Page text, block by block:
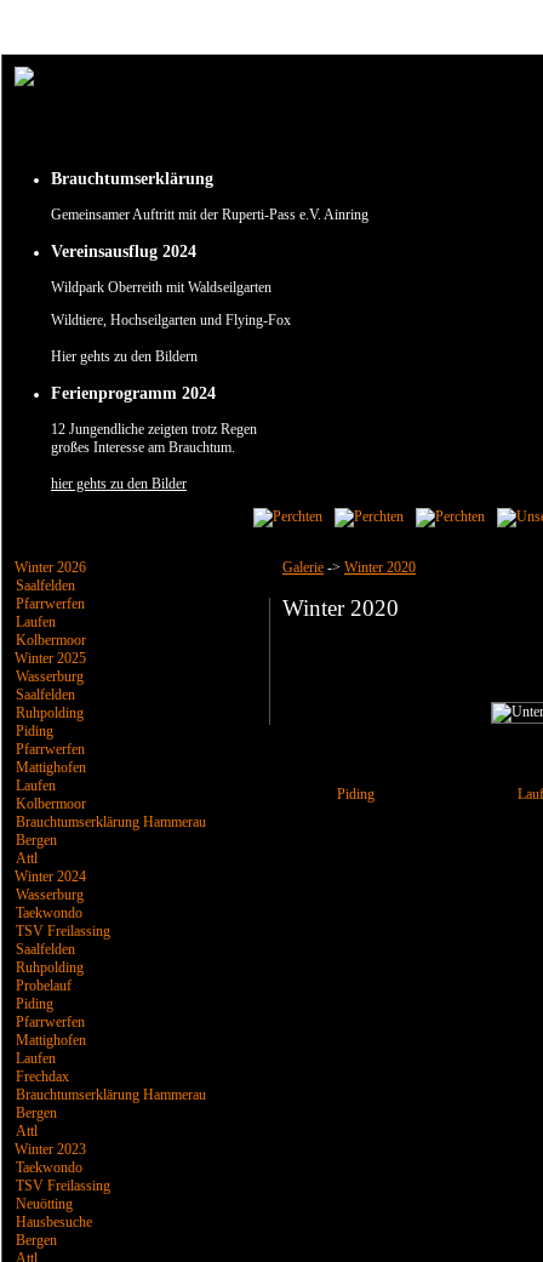
Brauchtumserklärung
Gemeinsamer Auftritt mit der Ruperti-Pass e.V. Ainring
Vereinsausflug 2024
Wildpark Oberreith mit Waldseilgarten
Wildtiere, Hochseilgarten und Flying-Fox
Hier gehts zu den Bildern
Ferienprogramm 2024
12 Jungendliche zeigten trotz Regen
großes Interesse am Brauchtum.
hier gehts zu den Bilder
Winter 2026
Saalfelden
Pfarrwerfen
Laufen
Kolbermoor
Winter 2025
Wasserburg
Saalfelden
Ruhpolding
Piding
Pfarrwerfen
Mattighofen
Laufen
Kolbermoor
Brauchtumserklärung Hammerau
Bergen
Attl
Winter 2024
Wasserburg
Taekwondo
TSV Freilassing
Saalfelden
Ruhpolding
Probelauf
Piding
Pfarrwerfen
Mattighofen
Laufen
Frechdax
Brauchtumserklärung Hammerau
Bergen
Attl
Winter 2023
Taekwondo
TSV Freilassing
Neuötting
Hausbesuche
Bergen
Attl
Galerie -> Winter 2020
Winter 2020
Piding